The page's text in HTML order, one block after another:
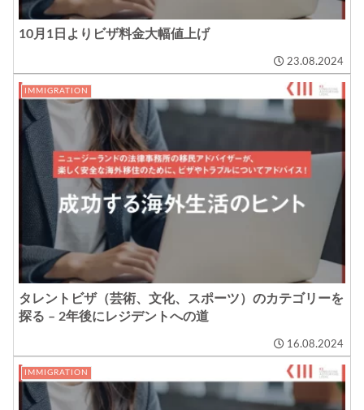
10月1日よりビザ料金大幅値上げ
23.08.2024
IMMIGRATION
タレントビザ（芸術、文化、スポーツ）のカテゴリーを
探る – 2年後にレジデントへの道
16.08.2024
IMMIGRATION